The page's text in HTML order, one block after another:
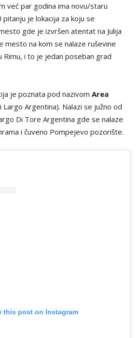
već par godina ima novu/staru
je lokacija za koju se
gde je izvršen atentat na Julija
mesto na kom se nalaze ruševine
Rimu, i to je jedan poseban grad
je poznata pod nazivom Area
Largo Argentina). Nalazi se južno od
Di Tore Argentina gde se nalaze
i čuveno Pompejevo pozorište.
this post on Instagram